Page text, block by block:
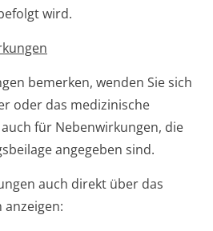
wird.
bemerken, wenden Sie sich
oder das medizinische
für Nebenwirkungen, die
angegeben sind.
auch direkt über das
anzeigen: